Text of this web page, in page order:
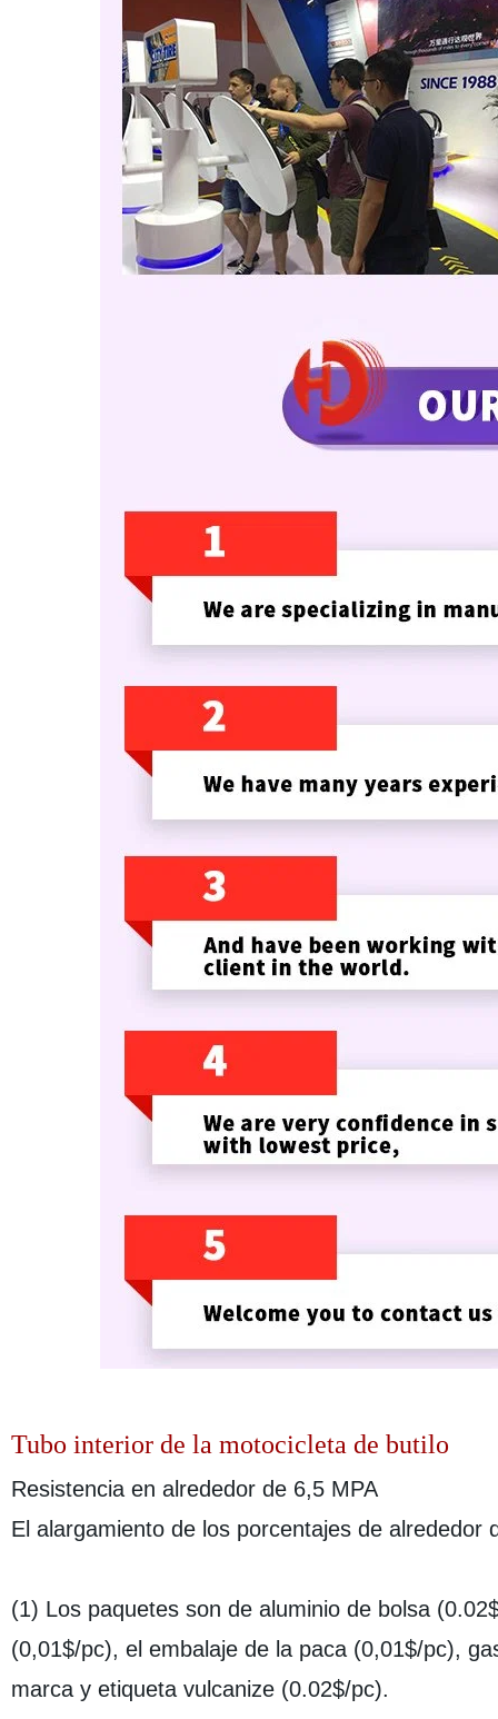
Tubo interior de la motocicleta de butilo
Resistencia en alrededor de 6,5 MPA
El alargamiento de los porcentajes de alrededor
(1) Los paquetes son de aluminio de bolsa
(0,01$/pc), el embalaje de la paca (0,01$/pc),
marca y etiqueta vulcanize (0.02$/pc).